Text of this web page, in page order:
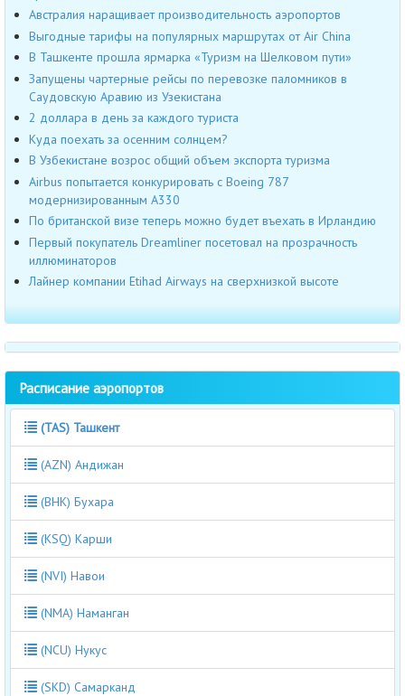
Австралия наращивает производительность аэропортов
Выгодные тарифы на популярных маршрутах от Air China
В Ташкенте прошла ярмарка «Туризм на Шелковом пути»
Запущены чартерные рейсы по перевозке паломников в
Саудовскую Аравию из Узекистана
2 доллара в день за каждого туриста
Куда поехать за осенним солнцем?
В Узбекистане возрос общий объем экспорта туризма
Airbus попытается конкурировать с Boeing 787
модернизированным A330
По британской визе теперь можно будет въехать в Ирландию
Первый покупатель Dreamliner посетовал на прозрачность
иллюминаторов
Лайнер компании Etihad Airways на сверхнизкой высоте
Расписание аэропортов
(TAS) Ташкент
(AZN) Андижан
(BHK) Бухара
(KSQ) Карши
(NVI) Навои
(NMA) Наманган
(NCU) Нукус
(SKD) Самарканд